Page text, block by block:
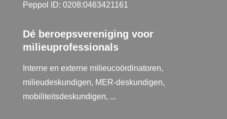
Peppol ID: 0208:0463421161
Dé beroepsvereniging voor
milieuprofessionals
Interne en externe milieucoördinatoren,
milieudeskundigen, MER-deskundigen,
mobiliteitsdeskundigen, ...